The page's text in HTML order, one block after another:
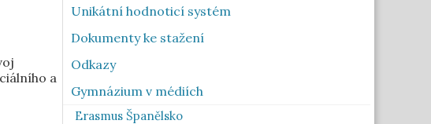
Unikátní hodnoticí systém
Dokumenty ke stažení
Odkazy
Gymnázium v médiích
Erasmus Španělsko
a